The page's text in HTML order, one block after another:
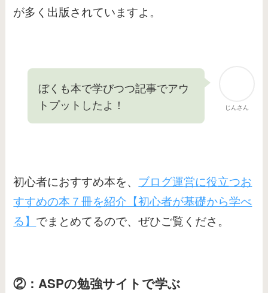
が多く出版されていますよ。
じんさん
ぼくも本で学びつつ記事でアウ
トプットしたよ！
初心者におすすめ本を、 ブログ運営に役立つお
すすめの本７冊を紹介【初心者が基礎から学べ
る】 でまとめてるので、ぜひご覧くださ。
②：ASPの勉強サイトで学ぶ